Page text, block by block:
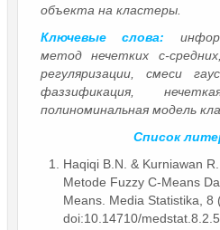
объекта на кластеры.
Ключевые слова:
метод нечетких c-
регуляризации, смеси
фаззификация,
полиноминальная модель
Список
Haqiqi B.N. & Kurniawan
Metode Fuzzy C-Means
Means. Media Statistika, 8
doi:10.14710/